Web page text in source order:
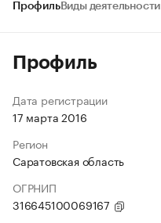
ПрофильВиды деятельности
Профиль
Дата регистрации
17 марта 2016
Регион
Саратовская область
ОГРНИП
316645100069167